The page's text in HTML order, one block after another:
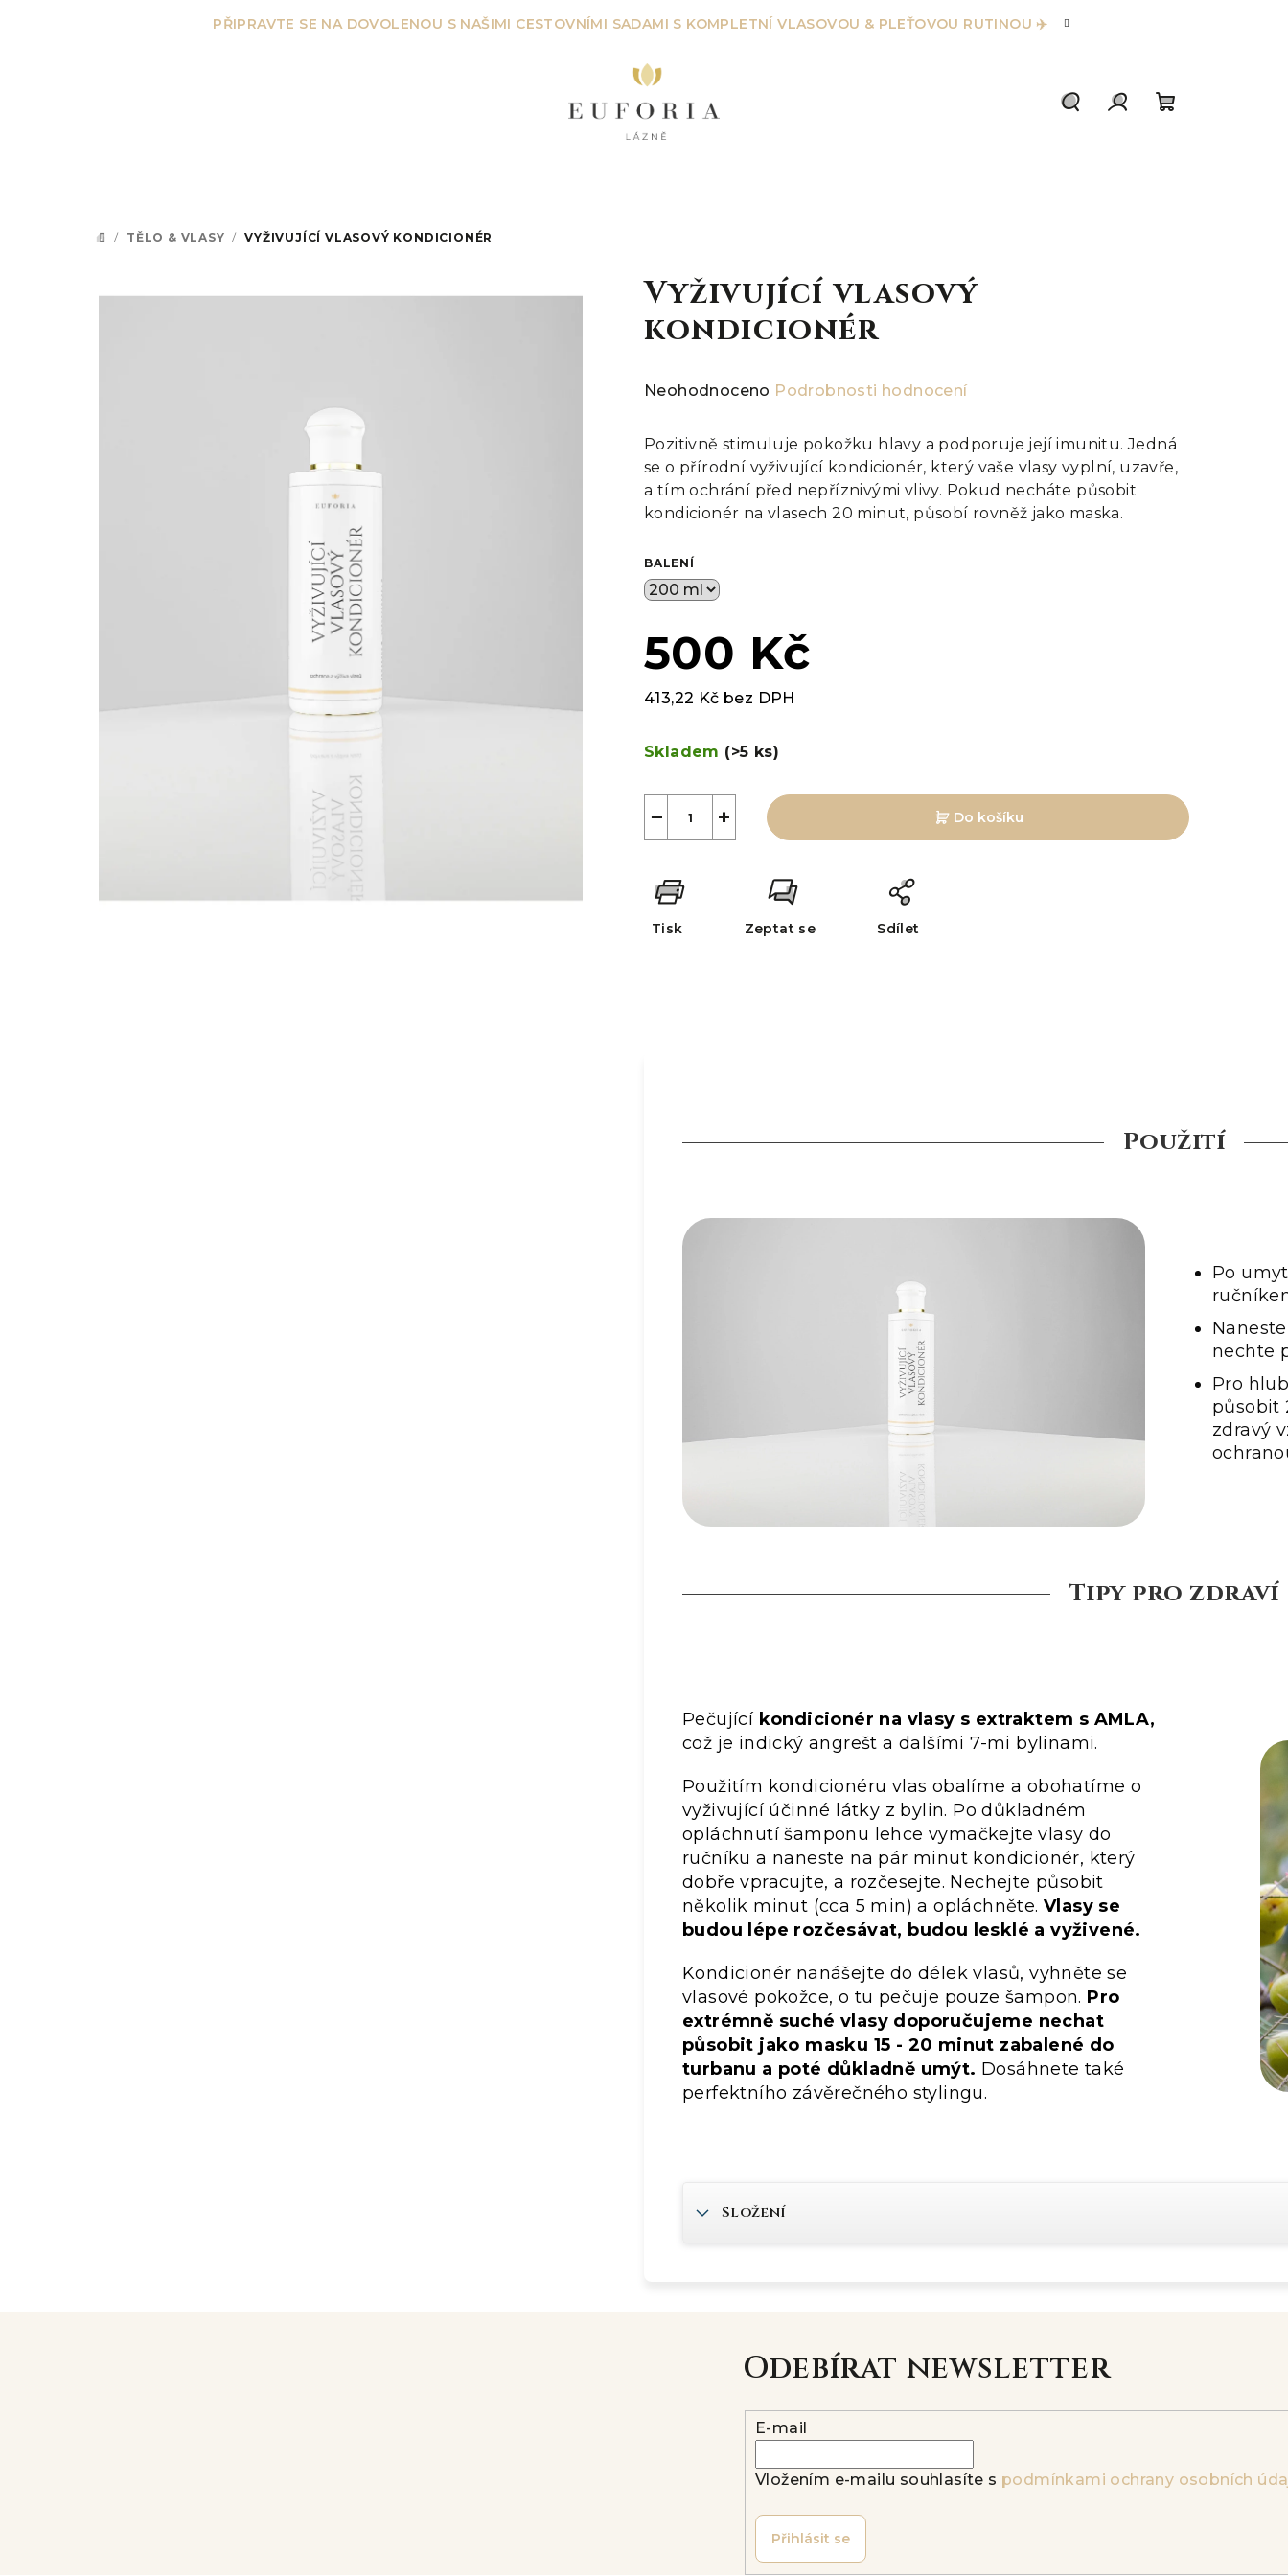
PŘIPRAVTE SE NA DOVOLENOU S NAŠIMI CESTOVNÍMI SADAMI S KOMPLETNÍ VLASOVOU & PLEŤOVOU RUTINOU ✈️
DOMŮ
/ TĚLO & VLASY / VYŽIVUJÍCÍ VLASOVÝ KONDICIONÉR
Vyživující vlasový
kondicionér
Průměrné
produktu
0,0
z
Neohodnoceno Podrobnosti hodnocení
Pozitivně stimuluje pokožku hlavy a podporuje její imunitu. Jedná
se o přírodní vyživující kondicionér, který vaše vlasy vyplní, uzavře,
a tím ochrání před nepříznivými vlivy. Pokud necháte působit
kondicionér na vlasech 20 minut, působí rovněž jako maska.
BALENÍ
500 Kč
413,22 Kč bez DPH
cena:
Skladem (>5 ks)
+
− Do košíku
Tisk Zeptat se Sdílet
Použití
Po
nechte
Pro
působit
zdravý
Tipy pro zdraví
Pečující kondicionér na vlasy s extraktem s AMLA,
což je indický angrešt a dalšími 7-mi bylinami.
Použitím kondicionéru vlas obalíme a obohatíme o
vyživující účinné látky z bylin. Po důkladném
opláchnutí šamponu lehce vymačkejte vlasy do
ručníku a naneste na pár minut kondicionér, který
dobře vpracujte, a rozčesejte. Nechejte působit
několik minut (cca 5 min) a opláchněte. Vlasy se
budou lépe rozčesávat, budou lesklé a vyživené.
Kondicionér nanášejte do délek vlasů, vyhněte se
vlasové pokožce, o tu pečuje pouze šampon. Pro
extrémně suché vlasy doporučujeme nechat
působit jako masku 15 - 20 minut zabalené do
turbanu a poté důkladně umýt. Dosáhnete také
perfektního závěrečného stylingu.
Složení
Odebírat newsletter
E-mail
Vložením e-mailu souhlasíte s podmínkami ochrany osobních
Přihlásit se